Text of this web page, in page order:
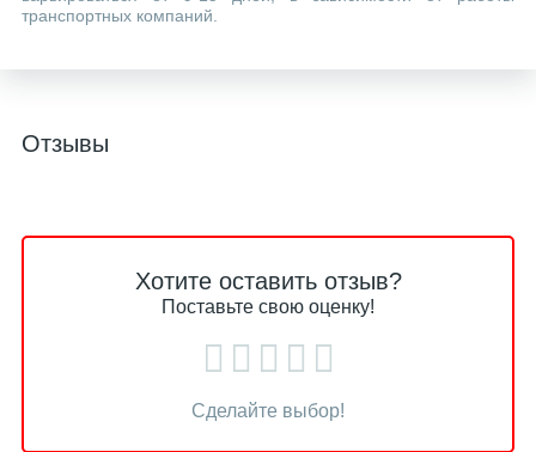
транспортных компаний.
Отзывы
Хотите оставить отзыв?
Поставьте свою оценку!
Сделайте выбор!